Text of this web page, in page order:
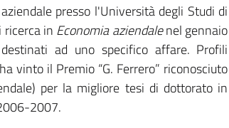
presso l'Università degli Studi di
in Economia aziendalenel gennaio
ad uno specifico affare. Profili
vinto il Premio “G. Ferrero” riconosciuto
per la migliore tesi di dottorato in
2007.